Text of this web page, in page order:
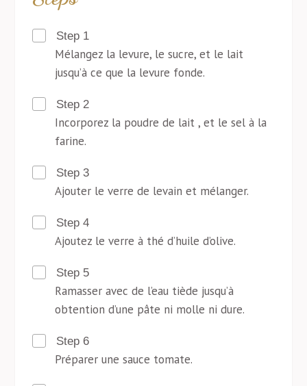
Step 1
Mélangez la levure, le sucre, et le lait
jusqu’à ce que la levure fonde.
Step 2
Incorporez la poudre de lait , et le sel à la
farine.
Step 3
Ajouter le verre de levain et mélanger.
Step 4
Ajoutez le verre à thé d’huile d’olive.
Step 5
Ramasser avec de l’eau tiède jusqu’à
obtention d’une pâte ni molle ni dure.
Step 6
Préparer une sauce tomate.